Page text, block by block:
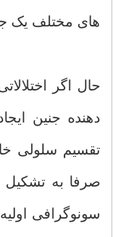
های مختلف یک
حال اگر
دهنده جنین
تقسیم سلولی
صرفا به تشکیل
سونوگرافی